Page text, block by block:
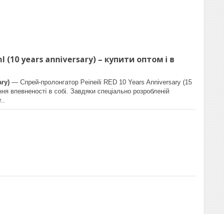
(10 years anniversary) – купити оптом і в
— Спрей-пролонгатор Peineili RED 10 Years Anniversary (15
впевненості в собі. Завдяки спеціально розробленій